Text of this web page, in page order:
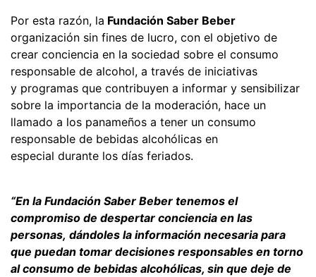
Por esta razón, la Fundación Saber Beber
organización sin fines de lucro, con el objetivo de
crear conciencia en la sociedad sobre el consumo
responsable de alcohol, a través de iniciativas
y programas que contribuyen a informar y sensibilizar
sobre la importancia de la moderación, hace un
llamado a los panameños a tener un consumo
responsable de bebidas alcohólicas en
especial durante los días feriados.
“En la Fundación Saber Beber tenemos el
compromiso de despertar conciencia en las
personas, dándoles la información necesaria para
que puedan tomar decisiones responsables en torno
al consumo de bebidas alcohólicas, sin que deje de